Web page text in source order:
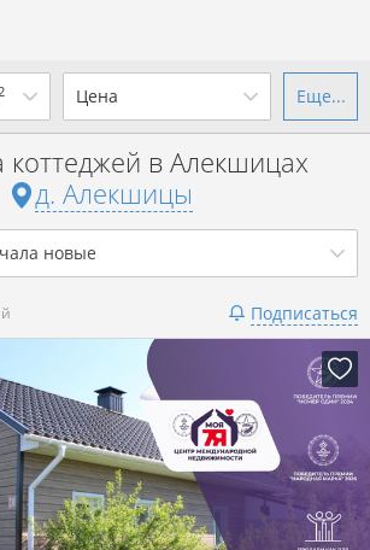
2
до
Цена
от до
р. за всё
Показать 2 объявления
Еще...
в Алекшицах
д. Алекшицы
новые
Подписаться
город -д. Алекшицы?
Выбрать город